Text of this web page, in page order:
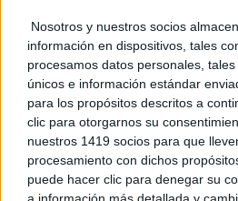
Nosotros y nuestros socios
información en dispositivos, tales
procesamos datos personales,
únicos e información estándar
para los propósitos descritos a
clic para otorgarnos su
nuestros 1419 socios para que
procesamiento con dichos
puede hacer clic para denegar su
a información más detallada y
Un mercado
la 30ª edición de...
07/08/2026
El Festival
celebra este
07/08/2026